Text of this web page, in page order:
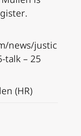
.
news/justic
talk – 25
(HR)